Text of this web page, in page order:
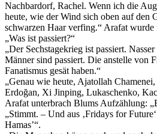
Nachbardorf, Rachel. Wenn ich die
heute, wie der Wind sich oben auf den
schwarzen Haar verfing.“ Arafat
„Was ist passiert?“
„Der Sechstagekrieg ist passiert.
Männer sind passiert. Die anstelle von
Fanatismus gesät haben.“
„Genau wie heute, Ajatollah
Erdoğan, Xi Jinping, Lukaschenko,
Arafat unterbrach Blums Aufzählung:
„Stimmt. – Und aus ‚Fridays for
Hamas’“.